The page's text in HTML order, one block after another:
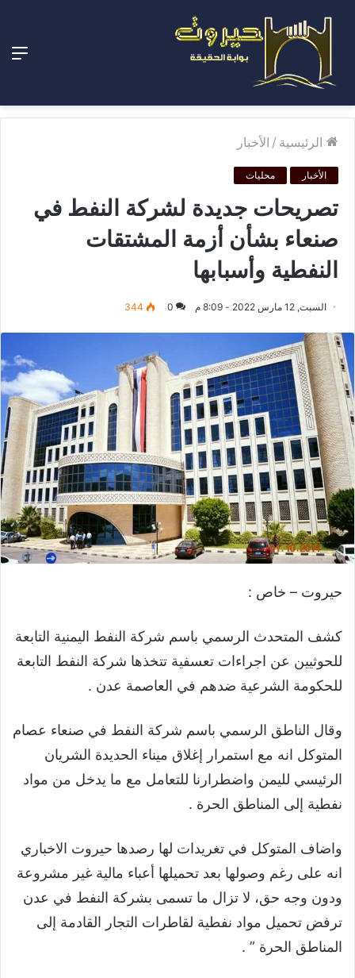
الرئيسية / الأخبار
الأخبار محليات
تصريحات جديدة لشركة النفط في
صنعاء بشأن أزمة المشتقات
النفطية وأسبابها
السبت, 12 مارس 2022 - 8:09 م 0
344
حيروت – خاص :
كشف المتحدث الرسمي باسم شركة النفط اليمنية التابعة
للحوثيين عن اجراءات تعسفية تتخذها شركة النفط التابعة
للحكومة الشرعية ضدهم في العاصمة عدن .
وقال الناطق الرسمي باسم شركة النفط في صنعاء عصام
المتوكل انه مع استمرار إغلاق ميناء الحديدة الشريان
الرئيسي لليمن واضطرارنا للتعامل مع ما يدخل من مواد
نفطية إلى المناطق الحرة .
واضاف المتوكل في تغريدات لها رصدها حيروت الاخباري
انه على رغم وصولها بعد تحميلها أعباء مالية غير مشروعة
ودون وجه حق، لا تزال ما تسمى بشركة النفط في ‎عدن
ترفض تحميل مواد نفطية لقاطرات التجار القادمة إلى
المناطق الحرة ” .